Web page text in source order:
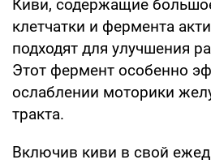
Киви, содержащие
клетчатки и фермента
подходят для улучшения
Этот фермент особенно
ослаблении моторики
тракта.
Включив киви в свой